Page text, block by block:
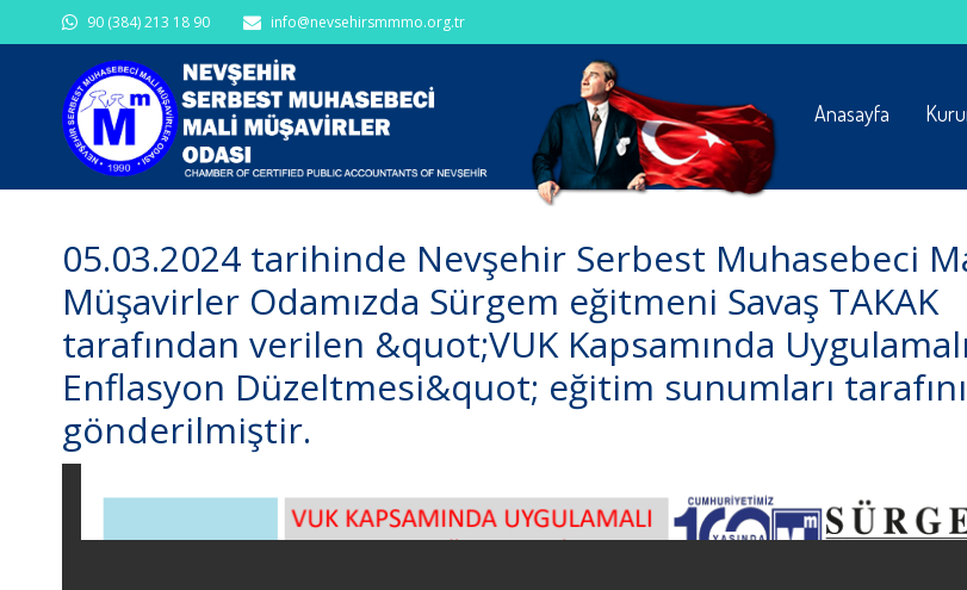
90 (384) 213 18 90 info@nevsehirsmmmo.org.tr
Anasayfa
05.03.2024 tarihinde Nevşehir Serbest Muhasebeci
Müşavirler Odamızda Sürgem eğitmeni Savaş TAKAK
tarafından verilen &quot;VUK Kapsamında Uygulamalı
Enflasyon Düzeltmesi&quot; eğitim sunumları
gönderilmiştir.